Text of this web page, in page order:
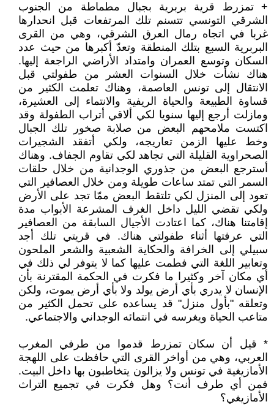
+ تمزرط قرية بربرية بجبال مطماطة من الجنوب
الشرقي التونسي تتسنم تلك المرتفعات قبل انحدارها
غربا في اتجاه رمال العرق الشرقي، وهي من القرى
البربرية السبع بتلك المنطقة وتعدّ أكبرها من حيث عدد
السكان وتوسع العمران وامتداد الأراضي الراجعة إليها.
هناك نشأت خلال السنوات العشر من طفولتي قبل
الانتقال إلى تونس العاصمة، وهناك تعلمت الكثير من
قساوة الطبيعة والحياة الريفية والانتماء إلى العشيرة،
ومازلت أرجع إليها سنويا لكي ألاقي أتراب الطفولة وقد
اكتست ملامحهم البعض من صلابة صخور تلك الجبال
وخط عليها الزمن تعاريجه، ولكي أتفقد الشجيرات
الصحراوية القليلة التي تجاهد لكي تقاوم الجفاف. وهناك
أسترجع البعض من جذوري الوجدانية من خلال حلقات
السمر التي تمتد ساعات طويلة ومن خلال العصافير التي
تعود إلى المنزل لكي تلتقط البعض ممّا تجد على الأرض
ولكي تقضي الليل داخل الغرف المشرعة الأبواب مدة
إقامتنا هناك، كما اعتادت الأجيال السابقة من العصافير
التي عرفتها أثناء طفولتي هناك. في قريتي تلك أجد
سبيلي إلى الخرافة والحكاية الشعبية والشعر الملحون
وتعابير اللغة التي فطمت عليها كما لا يتوفر لي ذلك في
أي مكان آخر وكثيرا ما فكرت في الحكمة المقترنة بأن
الإنسان لا يدري بأي أرض يولد ولا بأي أرض يموت، ولكن
وتعلقه "بأول منزل" قد يساعده على تحمل الكثير من
متاعب الحياة ويغرسه في انتمائه الوجداني والاجتماعي.
* قيل أن سكان تمزرط قدموا من طرفي المغرب
العربي، وهي من أواخر القرى التي حافظت على اللهجة
الأمازيغية في تونس ولا يزالون يتخاطبون بها داخل البيت.
فمن أي طرف أنت؟ وهل فكرت في تجميع التراث
الأمازيغي؟